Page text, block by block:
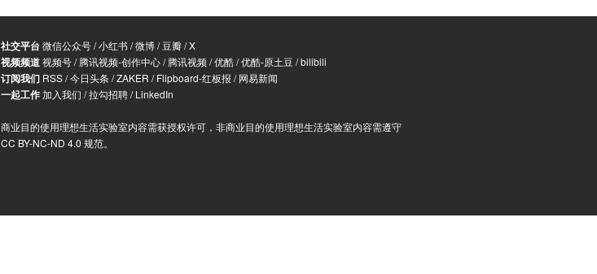
社交平台微信公众号/小红书/微博/豆瓣/X
视频频道视频号/腾讯视频-创作中心/腾讯视频/优酷/优酷-原土豆 /bilibili
订阅我们 RSS/今日头条 /ZAKER /Flipboard-红板报 /网易新闻
一起工作加入我们 /拉勾招聘/LinkedIn
商业目的使用理想生活实验室内容需获授权许可，非商业目的使用理想生活实验室内容需遵守
CC BY-NC-ND 4.0 规范。